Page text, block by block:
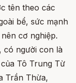
tên theo các
bể, sức mạnh
cơ nghiệp.
có người con là
Tô Trung Từ
Trần Thừa,